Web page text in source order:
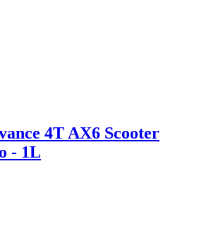
4T AX6 Scooter
- 1L